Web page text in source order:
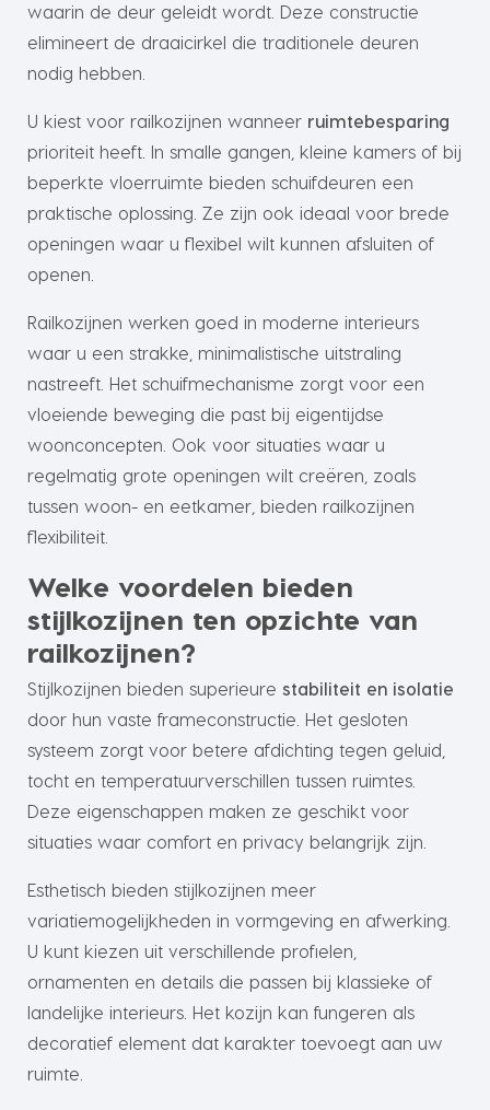
waarin de deur geleidt wordt. Deze constructie
elimineert de draaicirkel die traditionele deuren
nodig hebben.
U kiest voor railkozijnen wanneer ruimtebesparing
prioriteit heeft. In smalle gangen, kleine kamers of bij
beperkte vloerruimte bieden schuifdeuren een
praktische oplossing. Ze zijn ook ideaal voor brede
openingen waar u flexibel wilt kunnen afsluiten of
openen.
Railkozijnen werken goed in moderne interieurs
waar u een strakke, minimalistische uitstraling
nastreeft. Het schuifmechanisme zorgt voor een
vloeiende beweging die past bij eigentijdse
woonconcepten. Ook voor situaties waar u
regelmatig grote openingen wilt creëren, zoals
tussen woon- en eetkamer, bieden railkozijnen
flexibiliteit.
Welke voordelen bieden
stijlkozijnen ten opzichte van
railkozijnen?
Stijlkozijnen bieden superieure stabiliteit en isolatie
door hun vaste frameconstructie. Het gesloten
systeem zorgt voor betere afdichting tegen geluid,
tocht en temperatuurverschillen tussen ruimtes.
Deze eigenschappen maken ze geschikt voor
situaties waar comfort en privacy belangrijk zijn.
Esthetisch bieden stijlkozijnen meer
variatiemogelijkheden in vormgeving en afwerking.
U kunt kiezen uit verschillende profielen,
ornamenten en details die passen bij klassieke of
landelijke interieurs. Het kozijn kan fungeren als
decoratief element dat karakter toevoegt aan uw
ruimte.